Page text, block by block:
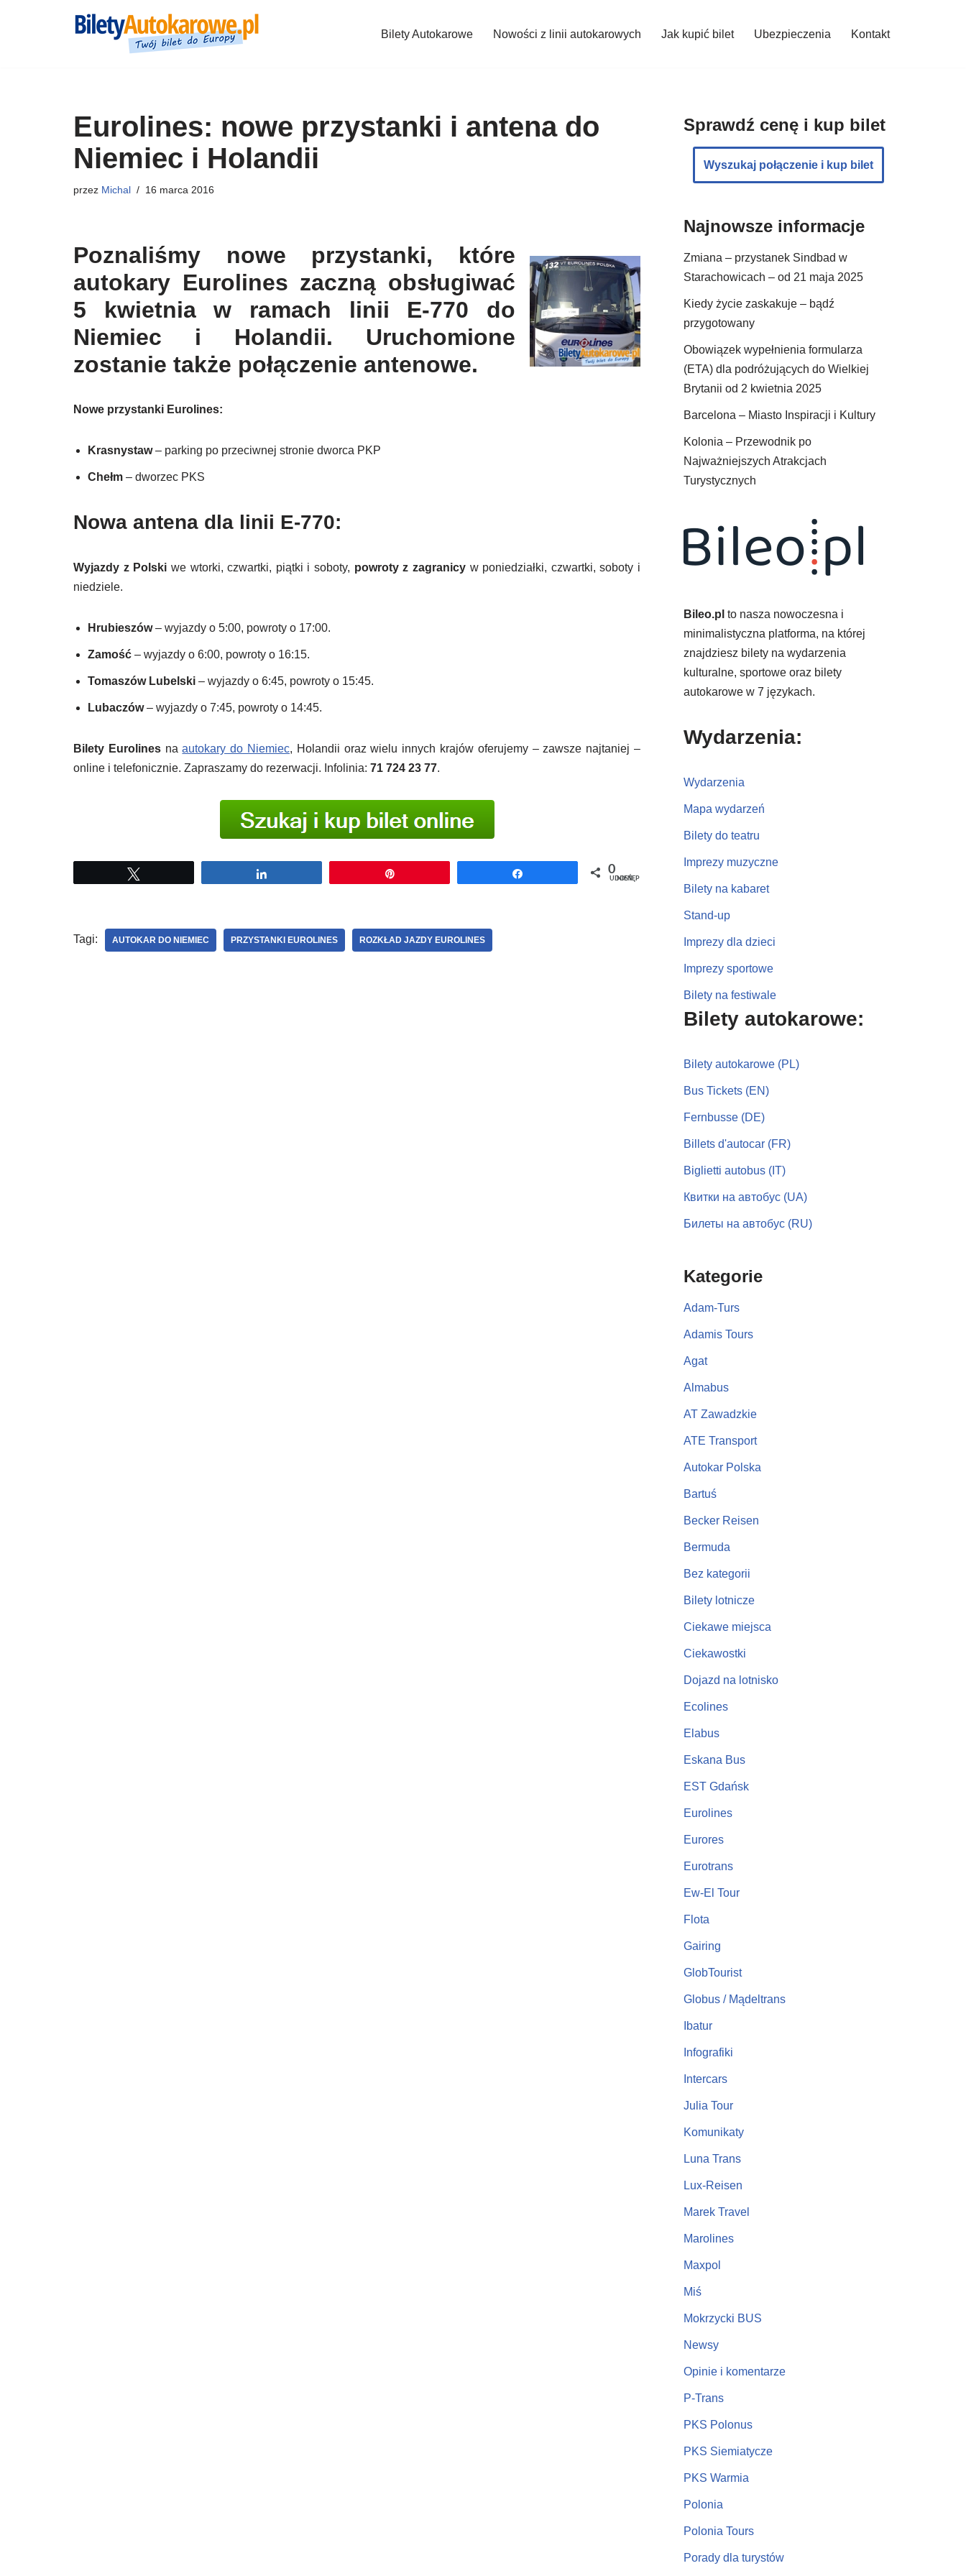
Bilety Autokarowe Nowości z linii autokarowych Jak kupić bilet Ubezpieczenia Kontakt
Eurolines: nowe przystanki i antena do
Niemiec i Holandii
przez Michal 16 marca 2016
Poznaliśmy nowe przystanki, które
autokary Eurolines zaczną obsługiwać
5 kwietnia w ramach linii E-770 do
Niemiec i Holandii. Uruchomione
zostanie także połączenie antenowe.
Nowe przystanki Eurolines:
Krasnystaw– parking po przeciwnej stronie dworca PKP
Chełm – dworzec PKS
Nowa antena dla linii E-770:
Wyjazdy z Polski we wtorki, czwartki, piątki i soboty, powroty z zagranicyw poniedziałki, czwartki, soboty i
niedziele.
Hrubieszów– wyjazdy o 5:00, powroty o 17:00.
Zamość – wyjazdy o 6:00, powroty o 16:15.
Tomaszów Lubelski – wyjazdy o 6:45, powroty o 15:45.
Lubaczów– wyjazdy o 7:45, powroty o 14:45.
Bilety Eurolinesnaautokary do Niemiec, Holandii oraz wielu innych krajów oferujemy – zawsze najtaniej –
online i telefonicznie. Zapraszamy do rezerwacji. Infolinia: 71 724 23 77.
0
UDOSTĘPNIEŃ
Tagi: AUTOKAR DO NIEMIEC PRZYSTANKI EUROLINES ROZKŁAD JAZDY EUROLINES
Sprawdź cenę i kup bilet
Wyszukaj połączenie i kup bilet
Najnowsze informacje
Zmiana – przystanek Sindbad w
Starachowicach – od 21 maja 2025
Kiedy życie zaskakuje – bądź
przygotowany
Obowiązek wypełnienia formularza
(ETA) dla podróżujących do Wielkiej
Brytanii od 2 kwietnia 2025
Barcelona – Miasto Inspiracji i Kultury
Kolonia – Przewodnik po
Najważniejszych Atrakcjach
Turystycznych
Bileo.pl to nasza nowoczesna i
minimalistyczna platforma, na której
znajdziesz bilety na wydarzenia
kulturalne, sportowe oraz bilety
autokarowe w 7 językach.
Wydarzenia:
Wydarzenia
Mapa wydarzeń
Bilety do teatru
Imprezy muzyczne
Bilety na kabaret
Stand-up
Imprezy dla dzieci
Imprezy sportowe
Bilety na festiwale
Bilety autokarowe:
Bilety autokarowe (PL)
Bus Tickets (EN)
Fernbusse (DE)
Billets d'autocar (FR)
Biglietti autobus (IT)
Квитки на автобус (UA)
Билеты на автобус (RU)
Kategorie
Adam-Turs
Adamis Tours
Agat
Almabus
AT Zawadzkie
ATE Transport
Autokar Polska
Bartuś
Becker Reisen
Bermuda
Bez kategorii
Bilety lotnicze
Ciekawe miejsca
Ciekawostki
Dojazd na lotnisko
Ecolines
Elabus
Eskana Bus
EST Gdańsk
Eurolines
Eurores
Eurotrans
Ew-El Tour
Flota
Gairing
GlobTourist
Globus / Mądeltrans
Ibatur
Infografiki
Intercars
Julia Tour
Komunikaty
Luna Trans
Lux-Reisen
Marek Travel
Marolines
Maxpol
Miś
Mokrzycki BUS
Newsy
Opinie i komentarze
P-Trans
PKS Polonus
PKS Siemiatycze
PKS Warmia
Polonia
Polonia Tours
Porady dla turystów